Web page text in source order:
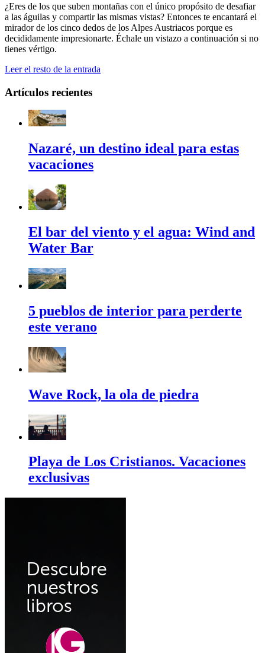
¿Eres de los que suben montañas con el único propósito de desafiar
a las águilas y compartir las mismas vistas? Entonces te encantará el
mirador de los cinco dedos de los Alpes Austriacos porque es
decididamente impresionarte. Échale un vistazo a continuación si no
tienes vértigo.
Leer el resto de la entrada
Artículos recientes
Nazaré, un destino ideal para estas
vacaciones
El bar del viento y el agua: Wind and
Water Bar
5 pueblos de interior para perderte
este verano
Wave Rock, la ola de piedra
Playa de Los Cristianos. Vacaciones
exclusivas